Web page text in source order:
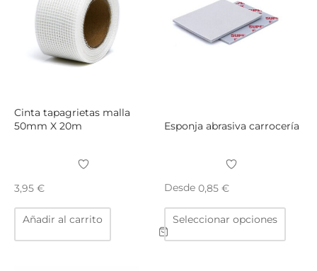
Cinta tapagrietas malla
50mm X 20m
3,95 €
Añadir al carrito
Esponja abrasiva carrocería
Desde 0,85 €
Seleccionar opciones
Este
tiene